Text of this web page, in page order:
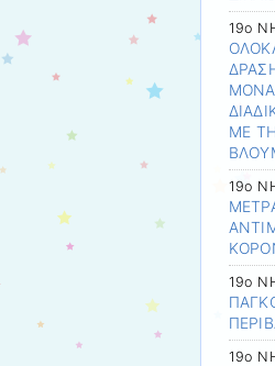
19ο
ΜΕ
19ο
19ο
19ο